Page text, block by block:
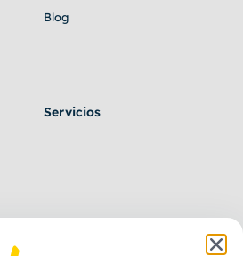
Blog
Servicios